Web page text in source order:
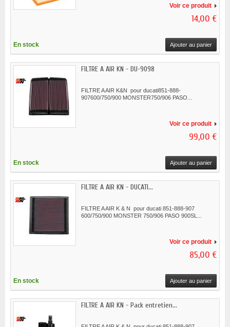
Voir ce produit
14,00 €
En stock Ajouter au panier
FILTRE A AIR KN - DU-9098
FILTRE A AIR K&N pour ducati851-888-
907600/750/900 MONSTER750/906 PASO...
Voir ce produit
99,00 €
En stock Ajouter au panier
FILTRE A AIR KN - DUCATI...
FILTRE A AIR K & N pour ducati 851-888-907
600/750/900 MONSTER 750/906 PASO 900SL...
Voir ce produit
85,00 €
En stock Ajouter au panier
FILTRE A AIR KN - Pack entretien...